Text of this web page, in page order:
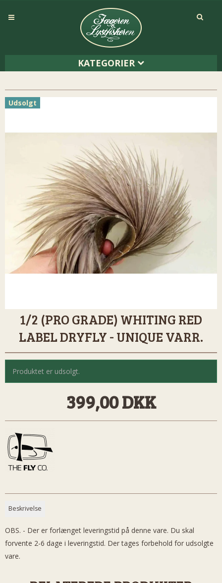
KATEGORIER
Udsolgt
1/2 (PRO GRADE) WHITING RED
LABEL DRYFLY - UNIQUE VARR.
Produktet er udsolgt.
399,00 DKK
Beskrivelse
OBS. - Der er forlænget leveringstid på denne vare. Du skal
forvente 2-6 dage i leveringstid. Der tages forbehold for udsolgte
vare.